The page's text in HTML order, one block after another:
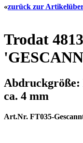
«zurück zur
Trodat
Abdruckgröße:
ca. 4 mm
Art.Nr. FT035-